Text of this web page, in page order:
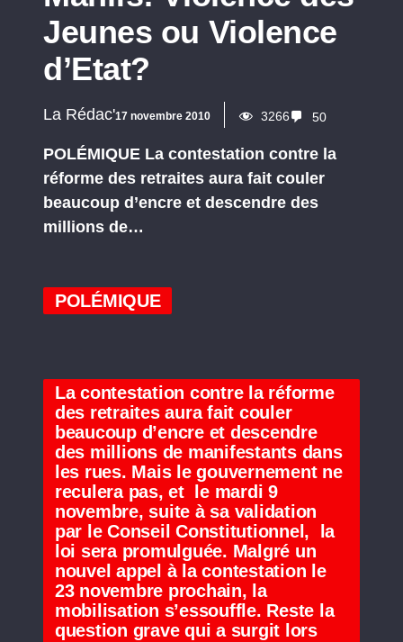
Jeunes ou Violence
d’Etat?
La Rédac'17 novembre 2010 3266 50
POLÉMIQUE La contestation contre la
réforme des retraites aura fait couler
beaucoup d’encre et descendre des
millions de…
POLÉMIQUE
La contestation contre la réforme
des retraites aura fait couler
beaucoup d’encre et descendre
des millions de manifestants dans
les rues. Mais le gouvernement ne
reculera pas, et le mardi 9
novembre, suite à sa validation
par le Conseil Constitutionnel, la
loi sera promulguée. Malgré un
nouvel appel à la contestation le
23 novembre prochain, la
mobilisation s’essouffle. Reste la
question grave qui a surgit lors